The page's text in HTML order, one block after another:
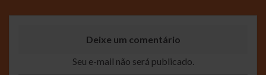
Deixe um comentário
Seu e-mail não será publicado.